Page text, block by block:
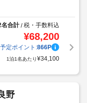
名合計/税・手数料込
¥68,200
定ポイント:866P
1泊1名あたり¥34,100
野